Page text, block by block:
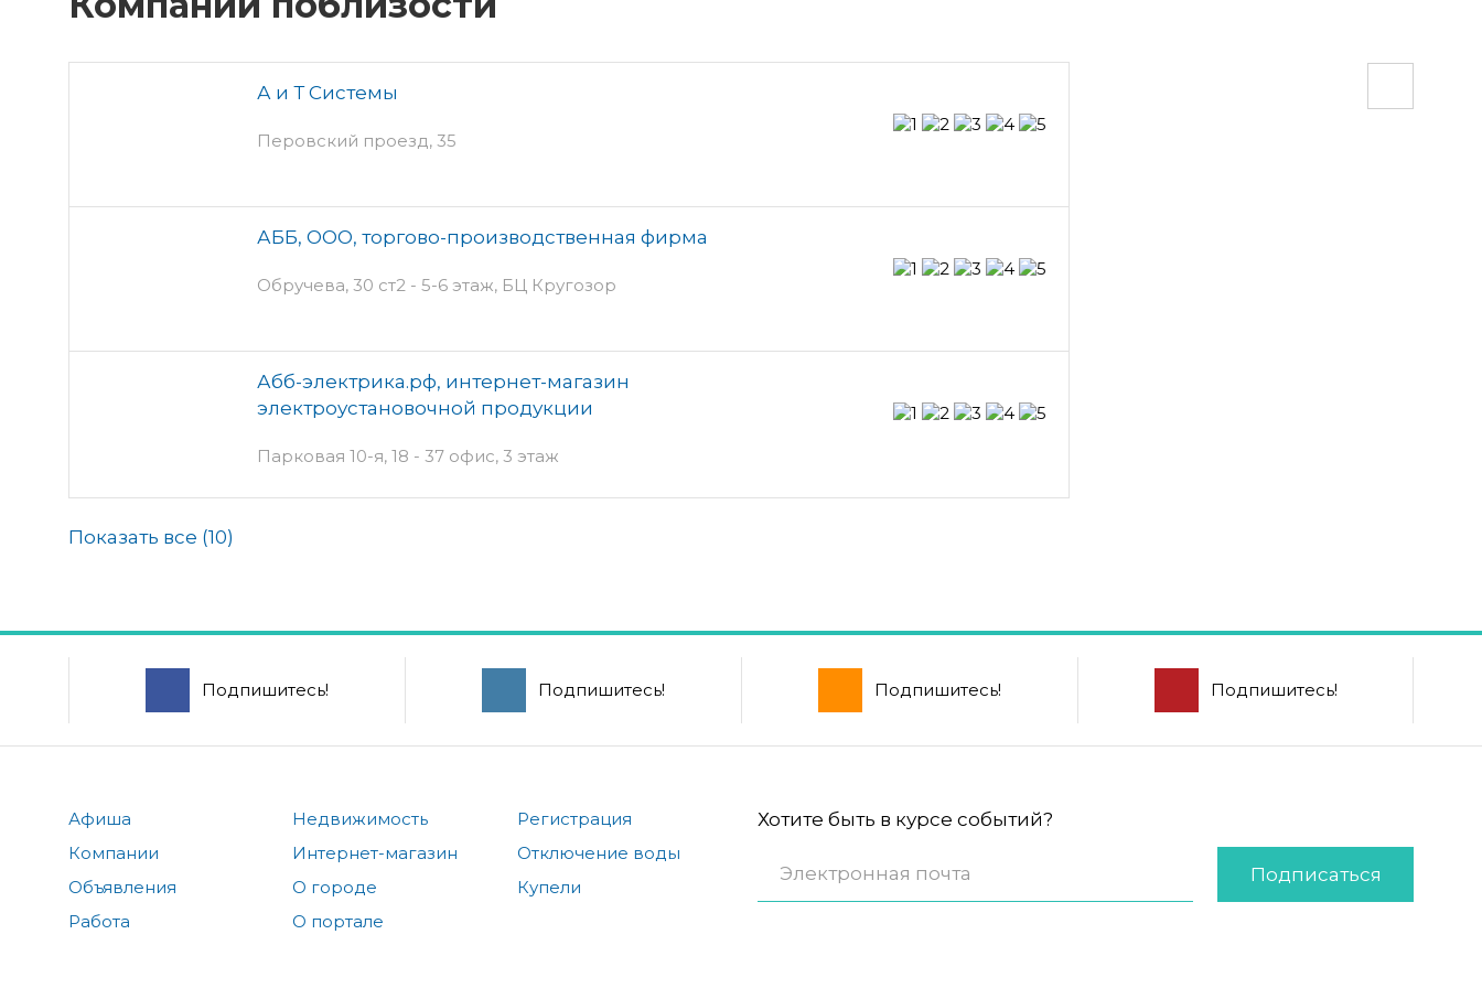
А и Т Системы
Перовский проезд, 35
АББ, ООО, торгово-производственная фирма
Обручева, 30 ст2 - 5-6 этаж, БЦ Кругозор
Абб-электрика.рф, интернет-магазин
электроустановочной продукции
Парковая 10-я, 18 - 37 офис, 3 этаж
Показать все (10)
Подпишитесь! Подпишитесь! Подпишитесь! Подпишитесь!
Афиша
Компании
Объявления
Работа
Недвижимость
Интернет-магазин
О городе
О портале
Регистрация
Отключение воды
Купели
Хотите быть в курсе событий?
Подписаться